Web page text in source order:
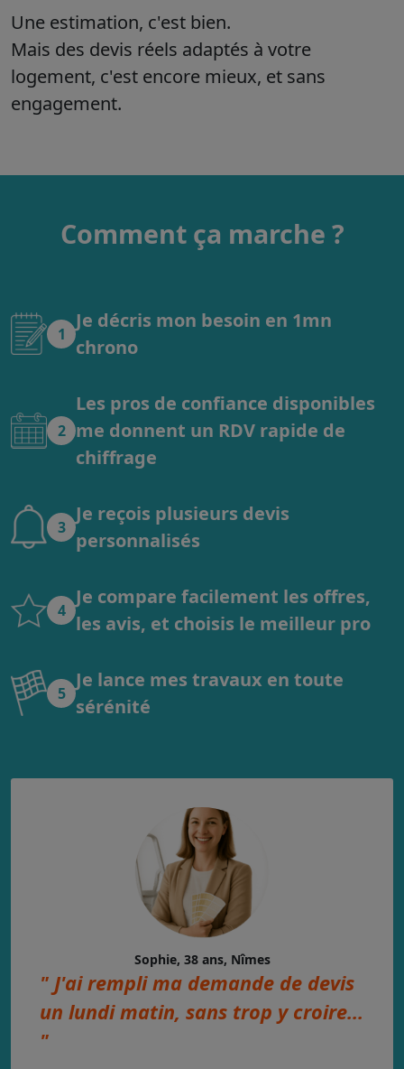
Une estimation, c'est bien.
Mais des devis réels adaptés à votre
logement, c'est encore mieux, et sans
engagement.
Comment ça marche ?
1
Je décris mon besoin en 1mn
chrono
2
Les pros de confiance disponibles
me donnent un RDV rapide de
chiffrage
3
Je reçois plusieurs devis
personnalisés
4
Je compare facilement les offres,
les avis, et choisis le meilleur pro
5
Je lance mes travaux en toute
sérénité
Sophie, 38 ans, Nîmes
" J'ai rempli ma demande de devis
un lundi matin, sans trop y croire...
"